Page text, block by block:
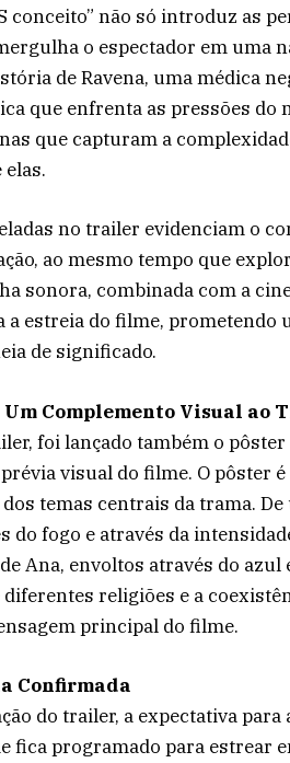
conceito” não só introduz as
o espectador em uma
de Ravena, uma médica
que enfrenta as pressões do
que capturam a
no trailer evidenciam o
ao mesmo tempo que
sonora, combinada com a
a estreia do filme,
de significado.
Complemento Visual ao
foi lançado também o pôster
visual do filme. O pôster
temas centrais da trama.
do fogo e através da
Ana, envoltos através do
religiões e a
principal do filme.
Confirmada
do trailer, a expectativa para
fica programado para estrear